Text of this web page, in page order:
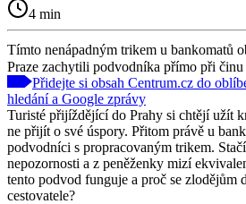
4 min
Tímto nenápadným trikem u bankomatů
Praze zachytili podvodníka přímo při činu
Přidejte si obsah Centrum.cz do
hledání a Google zprávy
Turisté přijíždějící do Prahy si chtějí užít
ne přijít o své úspory. Přitom právě u
podvodníci s propracovaným trikem.
nepozornosti a z peněženky mizí
tento podvod funguje a proč se zlodějům
cestovatele?